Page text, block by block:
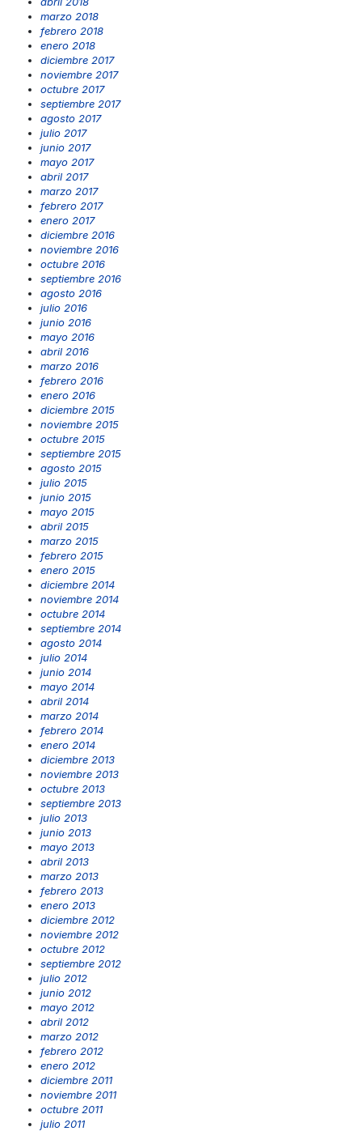
marzo 2018
febrero 2018
enero 2018
diciembre 2017
noviembre 2017
octubre 2017
septiembre 2017
agosto 2017
julio 2017
junio 2017
mayo 2017
abril 2017
marzo 2017
febrero 2017
enero 2017
diciembre 2016
noviembre 2016
octubre 2016
septiembre 2016
agosto 2016
julio 2016
junio 2016
mayo 2016
abril 2016
marzo 2016
febrero 2016
enero 2016
diciembre 2015
noviembre 2015
octubre 2015
septiembre 2015
agosto 2015
julio 2015
junio 2015
mayo 2015
abril 2015
marzo 2015
febrero 2015
enero 2015
diciembre 2014
noviembre 2014
octubre 2014
septiembre 2014
agosto 2014
julio 2014
junio 2014
mayo 2014
abril 2014
marzo 2014
febrero 2014
enero 2014
diciembre 2013
noviembre 2013
octubre 2013
septiembre 2013
julio 2013
junio 2013
mayo 2013
abril 2013
marzo 2013
febrero 2013
enero 2013
diciembre 2012
noviembre 2012
octubre 2012
septiembre 2012
julio 2012
junio 2012
mayo 2012
abril 2012
marzo 2012
febrero 2012
enero 2012
diciembre 2011
noviembre 2011
octubre 2011
julio 2011